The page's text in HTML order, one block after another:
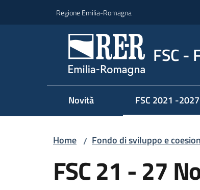
Regione Emilia-Romagna
FSC -
Novità FSC 2021 -2027
Menu selezionato
Home / Fondo di sviluppo e
FSC 21 - 27